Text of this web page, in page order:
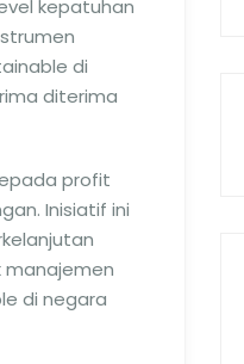
kepatuhan
di
diterima
profit
Inisiatif ini
manajemen
di negara